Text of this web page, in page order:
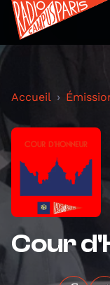
Accueil
Cour